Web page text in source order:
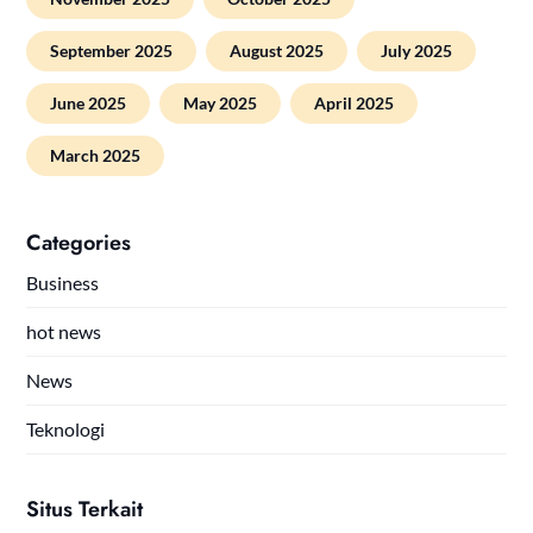
September 2025 August 2025 July 2025
June 2025 May 2025 April 2025
March 2025
Categories
Business
hot news
News
Teknologi
Situs Terkait